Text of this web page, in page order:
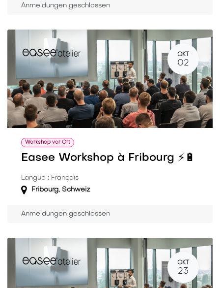
Anmeldungen geschlossen
OKT
02
Workshop vor Ort
Easee Workshop à Fribourg ⚡️🔋
Langue : Français
Fribourg, Schweiz
Anmeldungen geschlossen
OKT
23